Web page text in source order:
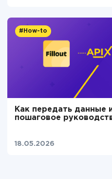
#How-to
Как передать данные
пошаговое
18.05.2026